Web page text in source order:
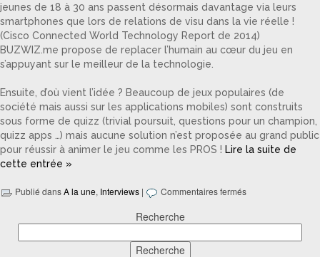
jeunes de 18 à 30 ans passent désormais davantage via leurs
smartphones que lors de relations de visu dans la vie réelle !
(Cisco Connected World Technology Report de 2014)
BUZWIZ.me propose de replacer l’humain au cœur du jeu en
s’appuyant sur le meilleur de la technologie.
Ensuite, d’où vient l’idée ? Beaucoup de jeux populaires (de
société mais aussi sur les applications mobiles) sont construits
sous forme de quizz (trivial poursuit, questions pour un champion,
quizz apps …) mais aucune solution n’est proposée au grand public
pour réussir à animer le jeu comme les PROS ! Lire la suite de
cette entrée »
Publié dansA la une, Interviews | Commentaires fermés
Recherche